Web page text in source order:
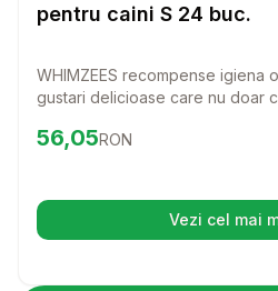
pentru caini S 24 buc.
WHIMZEES recompense igiena
gustari delicioase care nu doar
tau. Cu un design special,
patrupedul tau.
Preț:56.05
56,05RON
Vezi cel mai
(se